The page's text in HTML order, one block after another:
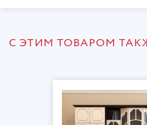
С ЭТИМ ТОВАРОМ